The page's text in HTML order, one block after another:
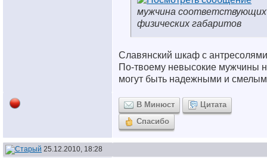
мужчина соответствующих
физических габаритов
Славянский шкаф с
По-твоему невысокие мужчины
могут быть надежными и
В Минюст
Цитата
Спасибо
25.12.2010, 18:28